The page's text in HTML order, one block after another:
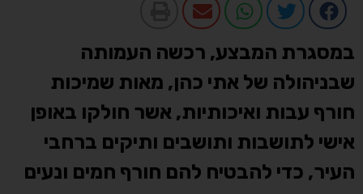
במסגרת המבצע, רכשה העמותה
שבניהולה של אתי כהן, מאות שמיכות
חורף עבות ואיכותיות, אשר חולקו באופן
אישי לתושבות ותושבים ותיקים ברחבי
העיר, כדי להבטיח להם חורף חמים ונעים